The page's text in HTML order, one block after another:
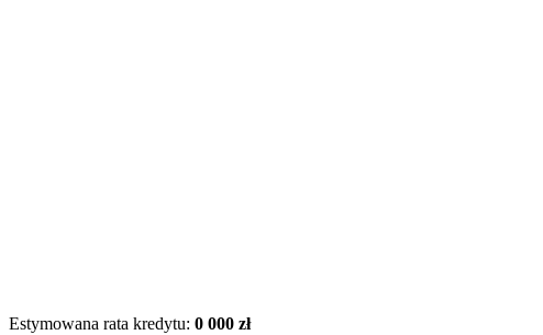
Estymowana rata kredytu: 0 000 zł